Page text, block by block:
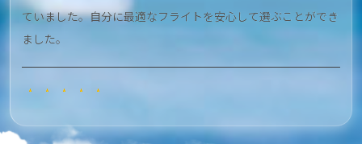
ていました。自分に最適なフライトを安心して選ぶことができ
ました。
★★★★★
安さ・お得